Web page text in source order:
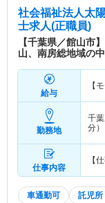
社会福祉法人太
士求人(正職員)
【千葉県／館山
山、南房総地域の
給与
【
勤務地
千
分）
仕事内容
【
車通勤可 託児所